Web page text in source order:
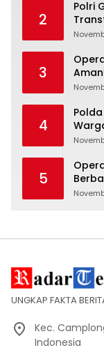
2
Polri
3
4
5
Tertib
UNGKAP FAKTA
Kec.
Indonesia